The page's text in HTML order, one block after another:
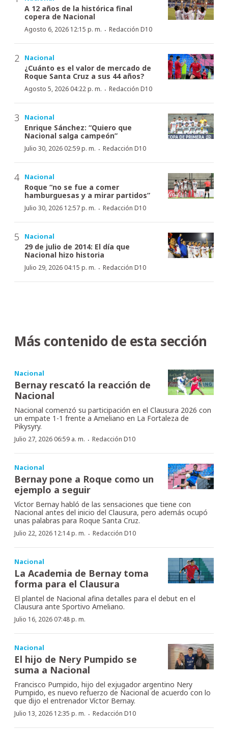
A 12 años de la histórica final
copera de Nacional
Agosto 6, 2026 12:15 p. m. · Redacción D10
Nacional
¿Cuánto es el valor de mercado de
Roque Santa Cruz a sus 44 años?
Agosto 5, 2026 04:22 p. m. · Redacción D10
Nacional
Enrique Sánchez: “Quiero que
Nacional salga campeón”
Julio 30, 2026 02:59 p. m. · Redacción D10
Nacional
Roque “no se fue a comer
hamburguesas y a mirar partidos”
Julio 30, 2026 12:57 p. m. · Redacción D10
Nacional
29 de julio de 2014: El día que
Nacional hizo historia
Julio 29, 2026 04:15 p. m. · Redacción D10
Más contenido de esta sección
Nacional
Bernay rescató la reacción de
Nacional
Nacional comenzó su participación en el Clausura 2026 con
un empate 1-1 frente a Ameliano en La Fortaleza de
Pikysyry.
Julio 27, 2026 06:59 a. m. · Redacción D10
Nacional
Bernay pone a Roque como un
ejemplo a seguir
Víctor Bernay habló de las sensaciones que tiene con
Nacional antes del inicio del Clausura, pero además ocupó
unas palabras para Roque Santa Cruz.
Julio 22, 2026 12:14 p. m. · Redacción D10
Nacional
La Academia de Bernay toma
forma para el Clausura
El plantel de Nacional afina detalles para el debut en el
Clausura ante Sportivo Ameliano.
Julio 16, 2026 07:48 p. m.
Nacional
El hijo de Nery Pumpido se
suma a Nacional
Francisco Pumpido, hijo del exjugador argentino Nery
Pumpido, es nuevo refuerzo de Nacional de acuerdo con lo
que dijo el entrenador Víctor Bernay.
Julio 13, 2026 12:35 p. m. · Redacción D10